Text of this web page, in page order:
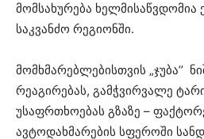
მომსახურება ხელმისაწვდომია
საკვანძო რეგიონში.
მომხმარებლებისთვის „ჯუბა’’
რეაგირებას, გამჭვირვალე
უსაფრთხოებას გზაზე –
ავტოდახმარების სფეროში